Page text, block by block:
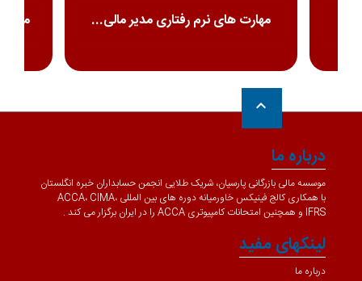
مهارت های نرم رفتاری مدیر مالی...
keyboard_arrow_up
درباره ما
موسسه مالی بازرگانی پارسیان، شریک طلایی انجمن حسابداران خبره انگلستان
با همکاری کالج فینیکس خاورمیانه دوره های بین المللی ACCA، CIMA،
IFRS و همچنین امتحانات کامپیوتری ACCA را در ایران برگزار می کند .
لینکهای مفید
درباره ما